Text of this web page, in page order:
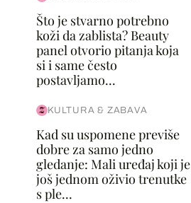
Što je stvarno potrebno
koži da zablista? Beauty
panel otvorio pitanja koja
si i same često
postavljamo...
KULTURA & ZABAVA
Kad su uspomene previše
dobre za samo jedno
gledanje: Mali uređaj koji je
još jednom oživio trenutke
s ple...